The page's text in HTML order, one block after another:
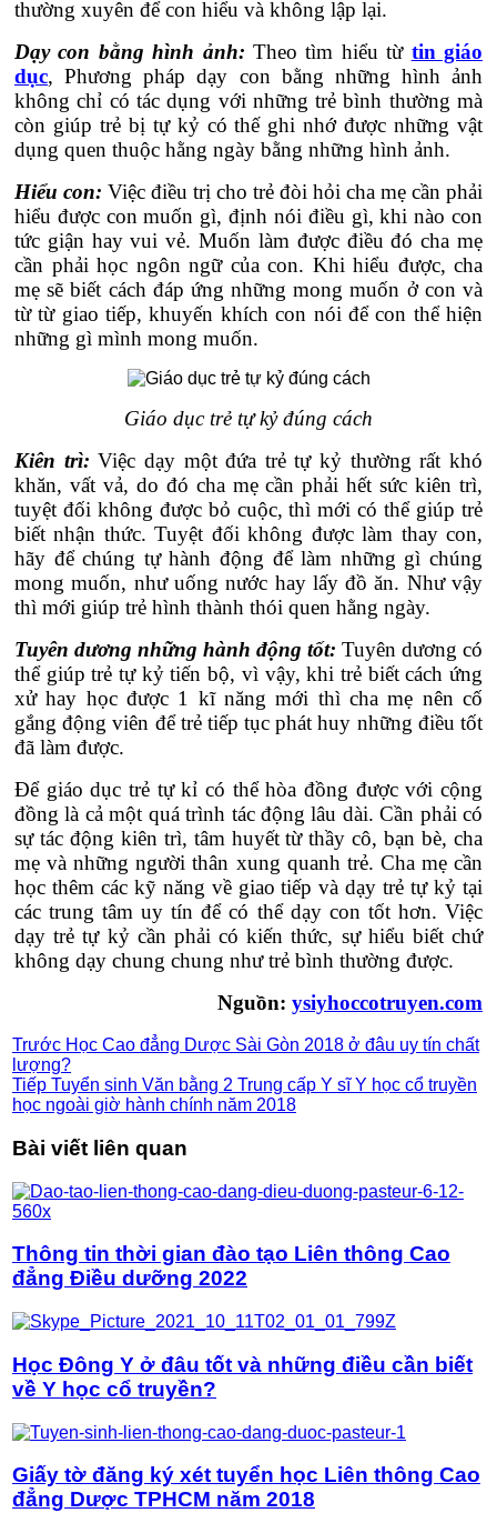
thường xuyên để con hiểu và không lập lại.
Dạy con bằng hình ảnh: Theo tìm hiểu từ tin giáo
dục, Phương pháp dạy con bằng những hình ảnh
không chỉ có tác dụng với những trẻ bình thường mà
còn giúp trẻ bị tự kỷ có thế ghi nhớ được những vật
dụng quen thuộc hằng ngày bằng những hình ảnh.
Hiểu con: Việc điều trị cho trẻ đòi hỏi cha mẹ cần phải
hiểu được con muốn gì, định nói điều gì, khi nào con
tức giận hay vui vẻ. Muốn làm được điều đó cha mẹ
cần phải học ngôn ngữ của con. Khi hiểu được, cha
mẹ sẽ biết cách đáp ứng những mong muốn ở con và
từ từ giao tiếp, khuyến khích con nói để con thể hiện
những gì mình mong muốn.
Giáo dục trẻ tự kỷ đúng cách
Kiên trì: Việc dạy một đứa trẻ tự kỷ thường rất khó
khăn, vất vả, do đó cha mẹ cần phải hết sức kiên trì,
tuyệt đối không được bỏ cuộc, thì mới có thể giúp trẻ
biết nhận thức. Tuyệt đối không được làm thay con,
hãy để chúng tự hành động để làm những gì chúng
mong muốn, như uống nước hay lấy đồ ăn. Như vậy
thì mới giúp trẻ hình thành thói quen hằng ngày.
Tuyên dương những hành động tốt: Tuyên dương có
thể giúp trẻ tự kỷ tiến bộ, vì vậy, khi trẻ biết cách ứng
xử hay học được 1 kĩ năng mới thì cha mẹ nên cố
gắng động viên để trẻ tiếp tục phát huy những điều tốt
đã làm được.
Để giáo dục trẻ tự kỉ có thể hòa đồng được với cộng
đồng là cả một quá trình tác động lâu dài. Cần phải có
sự tác động kiên trì, tâm huyết từ thầy cô, bạn bè, cha
mẹ và những người thân xung quanh trẻ. Cha mẹ cần
học thêm các kỹ năng về giao tiếp và dạy trẻ tự kỷ tại
các trung tâm uy tín để có thể dạy con tốt hơn. Việc
dạy trẻ tự kỷ cần phải có kiến thức, sự hiểu biết chứ
không dạy chung chung như trẻ bình thường được.
Nguồn: ysiyhoccotruyen.com
Trước Học Cao đẳng Dược Sài Gòn 2018 ở đâu uy tín chất
lượng?
Tiếp Tuyển sinh Văn bằng 2 Trung cấp Y sĩ Y học cổ truyền
học ngoài giờ hành chính năm 2018
Bài viết liên quan
Thông tin thời gian đào tạo Liên thông Cao
đẳng Điều dưỡng 2022
Học Đông Y ở đâu tốt và những điều cần biết
về Y học cổ truyền?
Giấy tờ đăng ký xét tuyển học Liên thông Cao
đẳng Dược TPHCM năm 2018